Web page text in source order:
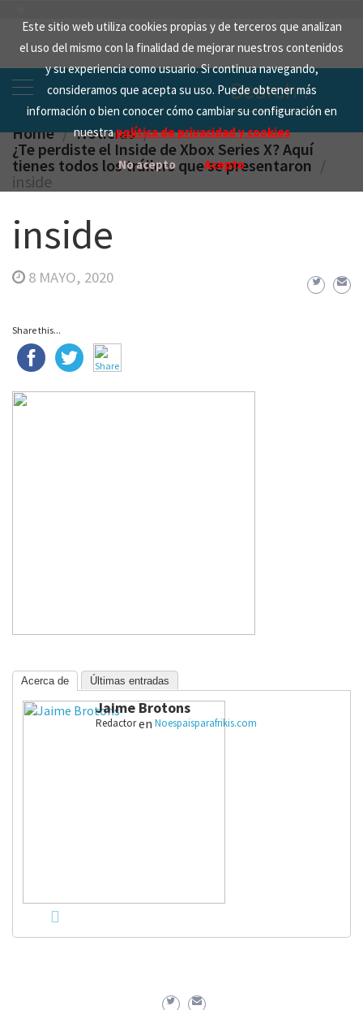
Este sitio web utiliza cookies propias y de terceros que analizan
el uso del mismo con la finalidad de mejorar nuestros contenidos
y su experiencia como usuario. Si continua navegando,
consideramos que acepta su uso. Puede obtener más
información o bien conocer cómo cambiar su configuración en
nuestrapolítica de privacidad y cookies
No acepto Acepto
content
Search
for:
Home Noticias
¿Te perdiste el Inside de Xbox Series X? Aquí
tienes todos los tráilers que se presentaron
inside
inside
8 MAYO, 2020
Share this...
Acerca de Últimas entradas
Jaime Brotons
Redactoren Noespaisparafrikis.com